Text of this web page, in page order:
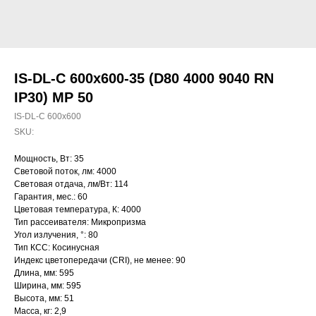
IS-DL-C 600x600-35 (D80 4000 9040 RN
IP30) MP 50
IS-DL-C 600x600
SKU:
Мощность, Вт: 35
Световой поток, лм: 4000
Световая отдача, лм/Вт: 114
Гарантия, мес.: 60
Цветовая температура, К: 4000
Тип рассеивателя: Микропризма
Угол излучения, °: 80
Тип КСС: Косинусная
Индекс цветопередачи (CRI), не менее: 90
Длина, мм: 595
Ширина, мм: 595
Высота, мм: 51
Масса, кг: 2,9